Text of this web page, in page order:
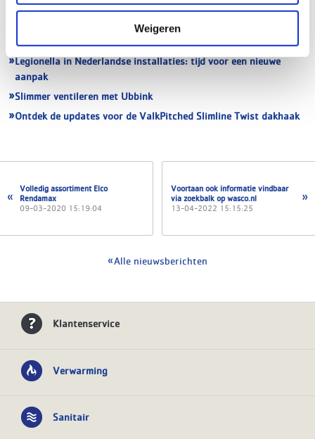
Weigeren
Nu leverbaar: de Remeha qSense Plus thermostaat bedraad!
Remeha introduceert de Aqua Blue warmwaterbereiders en
zonneboilers
Legionella in Nederlandse installaties: tijd voor een nieuwe
aanpak
Slimmer ventileren met Ubbink
Ontdek de updates voor de ValkPitched Slimline Twist dakhaak
Volledig assortiment Elco
Rendamax
09-03-2020 15:19:04
Voortaan ook informatie vindbaar
via zoekbalk op wasco.nl
13-04-2022 15:15:25
Alle nieuwsberichten
Klantenservice
Verwarming
Sanitair